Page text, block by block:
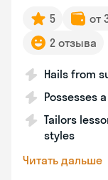
5 от
2 отзыва
Hails from
Possesses
Tailors
styles
Читать дальше